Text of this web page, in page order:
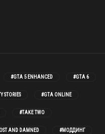
#GTA 5 ENHANCED #GTA 6
STORIES #GTA ONLINE
#TAKE TWO
AND DAMNED #МОДДИНГ